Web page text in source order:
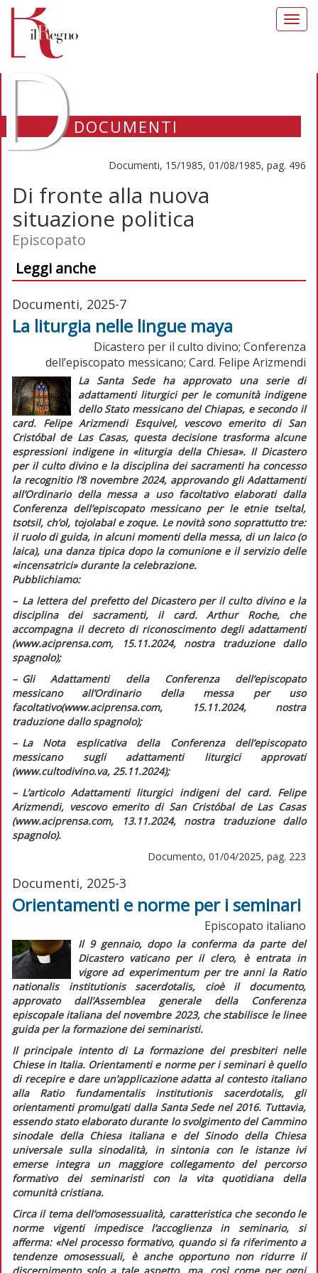
DOCUMENTI
Documenti, 15/1985, 01/08/1985, pag. 496
Di fronte alla nuova
situazione politica
Episcopato
Leggi anche
Documenti, 2025-7
La liturgia nelle lingue maya
Dicastero per il culto divino; Conferenza
dell’episcopato messicano; Card. Felipe Arizmendi
La Santa Sede ha approvato una serie di
adattamenti liturgici per le comunità indigene
dello Stato messicano del Chiapas, e secondo il
card. Felipe Arizmendi Esquivel, vescovo emerito di San
Cristóbal de Las Casas, questa decisione trasforma alcune
espressioni indigene in «liturgia della Chiesa». Il Dicastero
per il culto divino e la disciplina dei sacramenti ha concesso
la recognitiol’8 novembre 2024, approvando gliAdattamenti
all’Ordinario della messa a uso facoltativoelaborati dalla
Conferenza dell’episcopato messicano per le etnie tseltal,
tsotsil, ch’ol, tojolabalezoque. Le novità sono soprattutto tre:
il ruolo di guida, in alcuni momenti della messa, di un laico (o
laica), una danza tipica dopo la comunione e il servizio delle
«incensatrici» durante la celebrazione.
Pubblichiamo:
–La lettera del prefetto del Dicastero per il culto divino e la
disciplina dei sacramenti, il card. Arthur Roche, che
accompagna il decreto di riconoscimento degli adattamenti
(www.aciprensa.com, 15.11.2024, nostra traduzione dallo
spagnolo);
–GliAdattamenti della Conferenza dell’episcopato
messicano all’Ordinario della messa per uso
facoltativo(www.aciprensa.com, 15.11.2024, nostra
traduzione dallo spagnolo);
–La Nota esplicativa della Conferenza dell’episcopato
messicano sugli adattamenti liturgici approvati
(www.cultodivino.va, 25.11.2024);
–L’articolo Adattamenti liturgici indigenidel card. Felipe
Arizmendi, vescovo emerito di San Cristóbal de Las Casas
(www.aciprensa.com, 13.11.2024, nostra traduzione dallo
spagnolo).
Documento, 01/04/2025, pag. 223
Documenti, 2025-3
Orientamenti e norme per i seminari
Episcopato italiano
Il 9 gennaio, dopo la conferma da parte del
Dicastero vaticano per il clero, è entrata in
vigore ad experimentum per tre anni la Ratio
nationalis institutionis sacerdotalis, cioè il documento,
approvato dall’Assemblea generale della Conferenza
episcopale italiana del novembre 2023, che stabilisce le linee
guida per la formazione dei seminaristi.
Il principale intento di La formazione dei presbiteri nelle
Chiese in Italia. Orientamenti e norme per i seminariè quello
di recepire e dare un’applicazione adatta al contesto italiano
alla Ratio fundamentalis institutionis sacerdotalis,gli
orientamenti promulgati dalla Santa Sede nel 2016. Tuttavia,
essendo stato elaborato durante lo svolgimento del Cammino
sinodale della Chiesa italiana e del Sinodo della Chiesa
universale sulla sinodalità, in sintonia con le istanze ivi
emerse integra un maggiore collegamento del percorso
formativo dei seminaristi con la vita quotidiana della
comunità cristiana.
Circa il tema dell’omosessualità, caratteristica che secondo le
norme vigenti impedisce l’accoglienza in seminario, si
afferma: «Nel processo formativo, quando si fa riferimento a
tendenze omosessuali, è anche opportuno non ridurre il